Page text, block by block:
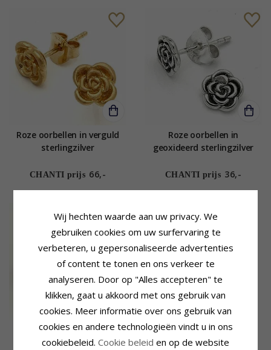
Roze oorbellen in verguld
sterlingzilver
CHANTI prijs 66,-
Roze oorbellen in
geoxideerd sterlingzilver
CHANTI prijs 36,-
Roze oorbellen in
geoxideerd sterlingzilver
Wij hechten waarde aan uw privacy. We
gebruiken cookies om uw surfervaring te
verbeteren, u gepersonaliseerde advertenties
of content te tonen en ons verkeer te
analyseren. Door op "Alles accepteren" te
klikken, gaat u akkoord met ons gebruik van
cookies. Meer informatie over ons gebruik van
cookies en andere technologieën vindt u in ons
cookiebeleid. Cookie beleid en op de website